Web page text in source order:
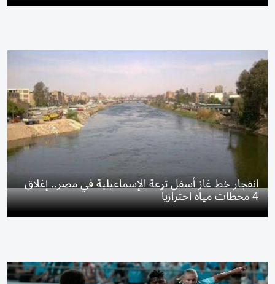
انفجار خط غاز أسفل ترعة الإسماعيلية في مصر.. إغلاق
4 محطات مياه احترازياً